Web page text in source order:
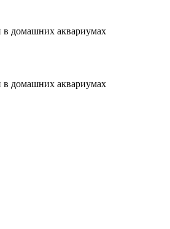
в домашних аквариумах
в домашних аквариумах